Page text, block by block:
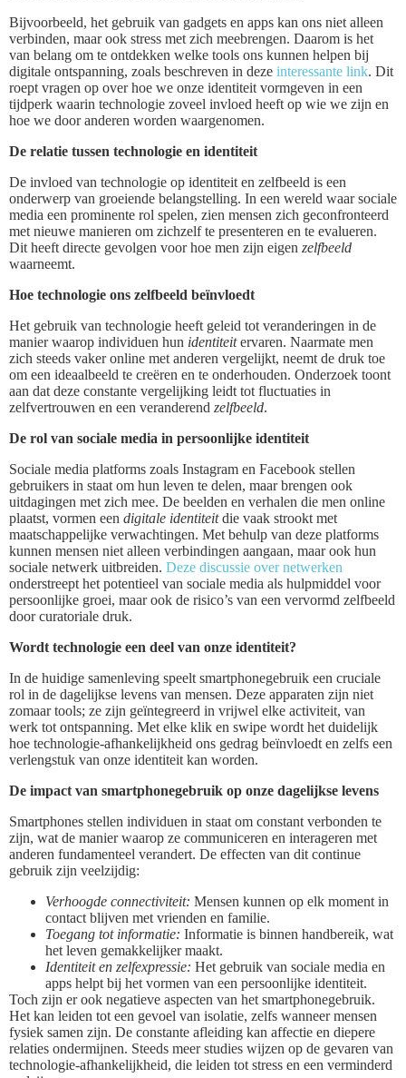
Bijvoorbeeld, het gebruik van gadgets en apps kan ons niet alleen
verbinden, maar ook stress met zich meebrengen. Daarom is het
van belang om te ontdekken welke tools ons kunnen helpen bij
digitale ontspanning, zoals beschreven in deze interessante link. Dit
roept vragen op over hoe we onze identiteit vormgeven in een
tijdperk waarin technologie zoveel invloed heeft op wie we zijn en
hoe we door anderen worden waargenomen.
De relatie tussen technologie en identiteit
De invloed van technologie op identiteit en zelfbeeld is een
onderwerp van groeiende belangstelling. In een wereld waar sociale
media een prominente rol spelen, zien mensen zich geconfronteerd
met nieuwe manieren om zichzelf te presenteren en te evalueren.
Dit heeft directe gevolgen voor hoe men zijn eigen zelfbeeld
waarneemt.
Hoe technologie ons zelfbeeld beïnvloedt
Het gebruik van technologie heeft geleid tot veranderingen in de
manier waarop individuen hun identiteitervaren. Naarmate men
zich steeds vaker online met anderen vergelijkt, neemt de druk toe
om een ideaalbeeld te creëren en te onderhouden. Onderzoek toont
aan dat deze constante vergelijking leidt tot fluctuaties in
zelfvertrouwen en een veranderend zelfbeeld.
De rol van sociale media in persoonlijke identiteit
Sociale media platforms zoals Instagram en Facebook stellen
gebruikers in staat om hun leven te delen, maar brengen ook
uitdagingen met zich mee. De beelden en verhalen die men online
plaatst, vormen een digitale identiteitdie vaak strookt met
maatschappelijke verwachtingen. Met behulp van deze platforms
kunnen mensen niet alleen verbindingen aangaan, maar ook hun
sociale netwerk uitbreiden. Deze discussie over netwerken
onderstreept het potentieel van sociale media als hulpmiddel voor
persoonlijke groei, maar ook de risico’s van een vervormd zelfbeeld
door curatoriale druk.
Wordt technologie een deel van onze identiteit?
In de huidige samenleving speelt smartphonegebruik een cruciale
rol in de dagelijkse levens van mensen. Deze apparaten zijn niet
zomaar tools; ze zijn geïntegreerd in vrijwel elke activiteit, van
werk tot ontspanning. Met elke klik en swipe wordt het duidelijk
hoe technologie-afhankelijkheid ons gedrag beïnvloedt en zelfs een
verlengstuk van onze identiteit kan worden.
De impact van smartphonegebruik op onze dagelijkse levens
Smartphones stellen individuen in staat om constant verbonden te
zijn, wat de manier waarop ze communiceren en interageren met
anderen fundamenteel verandert. De effecten van dit continue
gebruik zijn veelzijdig:
Verhoogde connectiviteit: Mensen kunnen op elk moment in
contact blijven met vrienden en familie.
Toegang tot informatie: Informatie is binnen handbereik, wat
het leven gemakkelijker maakt.
Identiteit en zelfexpressie: Het gebruik van sociale media en
apps helpt bij het vormen van een persoonlijke identiteit.
Toch zijn er ook negatieve aspecten van het smartphonegebruik.
Het kan leiden tot een gevoel van isolatie, zelfs wanneer mensen
fysiek samen zijn. De constante afleiding kan affectie en diepere
relaties ondermijnen. Steeds meer studies wijzen op de gevaren van
technologie-afhankelijkheid, die leiden tot stress en een verminderd